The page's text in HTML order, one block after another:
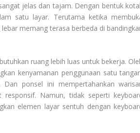
jelas dan tajam. Dengan bentuk
satu layar. Terutama ketika
memang terasa berbeda di
ruang lebih luas untuk bekerja.
kenyamanan penggunaan satu
ponsel ini mempertahankan
responsif. Namun, tidak seperti
elemen layar sentuh dengan